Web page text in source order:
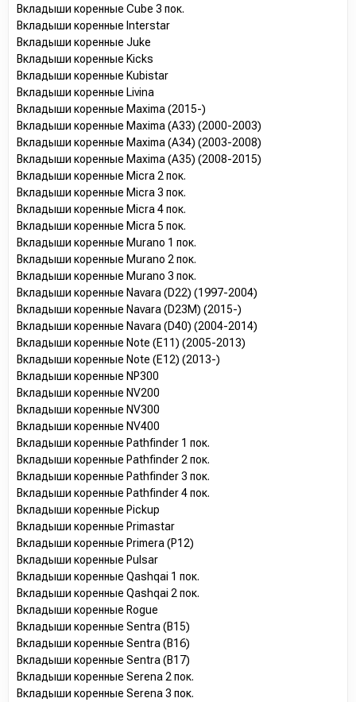
Вкладыши коренные Cube 3 пок.
Вкладыши коренные Interstar
Вкладыши коренные Juke
Вкладыши коренные Kicks
Вкладыши коренные Kubistar
Вкладыши коренные Livina
Вкладыши коренные Maxima (2015-)
Вкладыши коренные Maxima (A33) (2000-2003)
Вкладыши коренные Maxima (A34) (2003-2008)
Вкладыши коренные Maxima (A35) (2008-2015)
Вкладыши коренные Micra 2 пок.
Вкладыши коренные Micra 3 пок.
Вкладыши коренные Micra 4 пок.
Вкладыши коренные Micra 5 пок.
Вкладыши коренные Murano 1 пок.
Вкладыши коренные Murano 2 пок.
Вкладыши коренные Murano 3 пок.
Вкладыши коренные Navara (D22) (1997-2004)
Вкладыши коренные Navara (D23M) (2015-)
Вкладыши коренные Navara (D40) (2004-2014)
Вкладыши коренные Note (E11) (2005-2013)
Вкладыши коренные Note (E12) (2013-)
Вкладыши коренные NP300
Вкладыши коренные NV200
Вкладыши коренные NV300
Вкладыши коренные NV400
Вкладыши коренные Pathfinder 1 пок.
Вкладыши коренные Pathfinder 2 пок.
Вкладыши коренные Pathfinder 3 пок.
Вкладыши коренные Pathfinder 4 пок.
Вкладыши коренные Pickup
Вкладыши коренные Primastar
Вкладыши коренные Primera (P12)
Вкладыши коренные Pulsar
Вкладыши коренные Qashqai 1 пок.
Вкладыши коренные Qashqai 2 пок.
Вкладыши коренные Rogue
Вкладыши коренные Sentra (B15)
Вкладыши коренные Sentra (B16)
Вкладыши коренные Sentra (B17)
Вкладыши коренные Serena 2 пок.
Вкладыши коренные Serena 3 пок.